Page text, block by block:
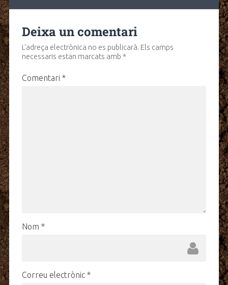
Deixa un comentari
L'adreça electrònica no es publicarà. Els camps
necessaris estan marcats amb *
Comentari *
Nom *
Correu electrònic *